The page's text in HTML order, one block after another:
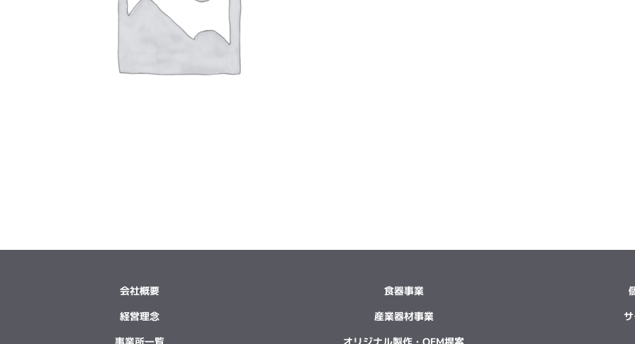
会社概要
経営理念
事業所一覧
食器事業
産業器材事業
オリジナル製作・OEM提案